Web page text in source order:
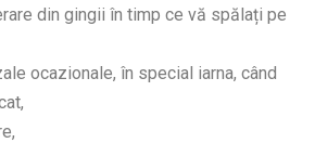
din gingii în timp ce vă spălați pe
ocazionale, în special iarna, când